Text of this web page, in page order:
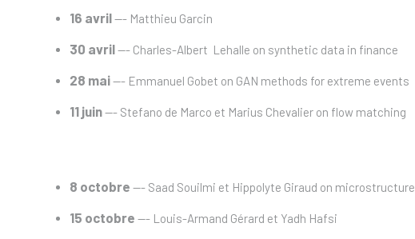
16 avril--- Matthieu Garcin
30 avril--- Charles-Albert Lehalle on synthetic data in finance
28 mai--- Emmanuel Gobet on GAN methods for extreme events
11 juin--- Stefano de Marco et Marius Chevalier on flow matching
8 octobre --- Saad Souilmi et Hippolyte Giraud on microstructure
15 octobre --- Louis-Armand Gérard et Yadh Hafsi